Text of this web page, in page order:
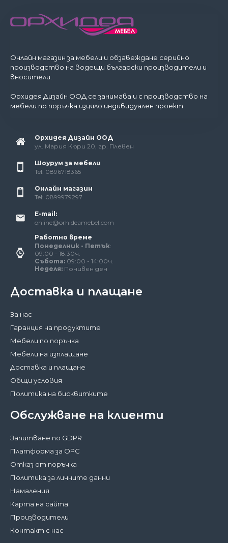
Онлайн магазин за мебели и обзавеждане серийно
производство на водещи български производители и
вносители.
Орхидея Дизайн ООД се занимава и с производство на
мебели по поръчка изцяло индивидуален проект.
Орхидея Дизайн ООД
ул. Мария Кюри 20, гр. Плевен
Шоурум за мебели
Tel: 0896718365
Онлайн магазин
Tel: 0899979297
E-mail:
online@orhideamebel.com
Работно време
Понеделник - Петък:
09:00 - 18:30ч.
Събота: 09:00 - 14:00ч.
Неделя: Почивен ден
Доставка и плащане
За нас
Гаранция на продуктите
Мебели по поръчка
Мебели на изплащане
Доставка и плащане
Общи условия
Политика на бисквитките
Обслужване на клиенти
Запитване по GDPR
Платформа за ОРС
Отказ от поръчка
Политика за личните данни
Намаления
Карта на сайта
Производители
Контакт с нас